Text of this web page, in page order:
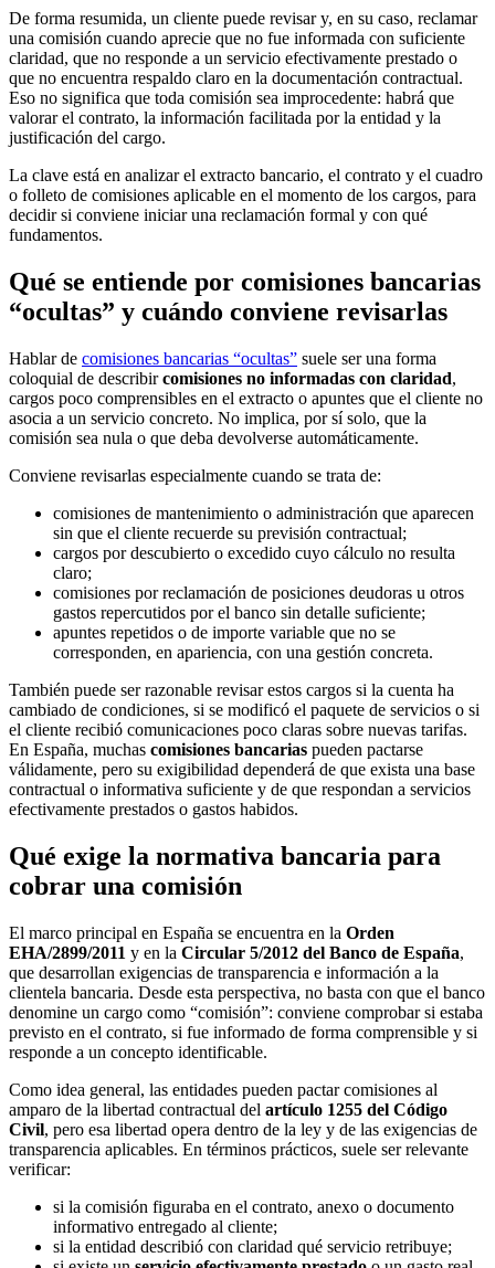
De forma resumida, un cliente puede revisar y, en su caso, reclamar
una comisión cuando aprecie que no fue informada con suficiente
claridad, que no responde a un servicio efectivamente prestado o
que no encuentra respaldo claro en la documentación contractual.
Eso no significa que toda comisión sea improcedente: habrá que
valorar el contrato, la información facilitada por la entidad y la
justificación del cargo.
La clave está en analizar el extracto bancario, el contrato y el cuadro
o folleto de comisiones aplicable en el momento de los cargos, para
decidir si conviene iniciar una reclamación formal y con qué
fundamentos.
Qué se entiende por comisiones bancarias
“ocultas” y cuándo conviene revisarlas
Hablar de comisiones bancarias “ocultas” suele ser una forma
coloquial de describircomisiones no informadas con claridad,
cargos poco comprensibles en el extracto o apuntes que el cliente no
asocia a un servicio concreto. No implica, por sí solo, que la
comisión sea nula o que deba devolverse automáticamente.
Conviene revisarlas especialmente cuando se trata de:
comisiones de mantenimiento o administración que aparecen
sin que el cliente recuerde su previsión contractual;
cargos por descubierto o excedido cuyo cálculo no resulta
claro;
comisiones por reclamación de posiciones deudoras u otros
gastos repercutidos por el banco sin detalle suficiente;
apuntes repetidos o de importe variable que no se
corresponden, en apariencia, con una gestión concreta.
También puede ser razonable revisar estos cargos si la cuenta ha
cambiado de condiciones, si se modificó el paquete de servicios o si
el cliente recibió comunicaciones poco claras sobre nuevas tarifas.
En España, muchas comisiones bancarias pueden pactarse
válidamente, pero su exigibilidad dependerá de que exista una base
contractual o informativa suficiente y de que respondan a servicios
efectivamente prestados o gastos habidos.
Qué exige la normativa bancaria para
cobrar una comisión
El marco principal en España se encuentra en la Orden
EHA/2899/2011 y en la Circular 5/2012 del Banco de España,
que desarrollan exigencias de transparencia e información a la
clientela bancaria. Desde esta perspectiva, no basta con que el banco
denomine un cargo como “comisión”: conviene comprobar si estaba
previsto en el contrato, si fue informado de forma comprensible y si
responde a un concepto identificable.
Como idea general, las entidades pueden pactar comisiones al
amparo de la libertad contractual del artículo 1255 del Código
Civil, pero esa libertad opera dentro de la ley y de las exigencias de
transparencia aplicables. En términos prácticos, suele ser relevante
verificar:
si la comisión figuraba en el contrato, anexo o documento
informativo entregado al cliente;
si la entidad describió con claridad qué servicio retribuye;